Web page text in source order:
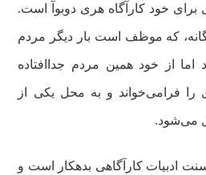
برای خود کارآگاه هری دوبوآ است.
که موظف است بار دیگر مردم
از خود همین مردم جداافتاده
فرامی‌خواند و به محل یکی از
می‌شود.
ادبیات کارآگاهی بدهکار است و